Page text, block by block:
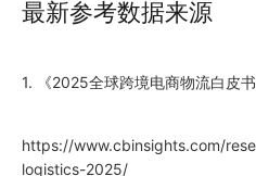
最新参考数据来源
1. 《2025全球跨境电商物流白皮书
https://www.cbinsights.com/
logistics-2025/